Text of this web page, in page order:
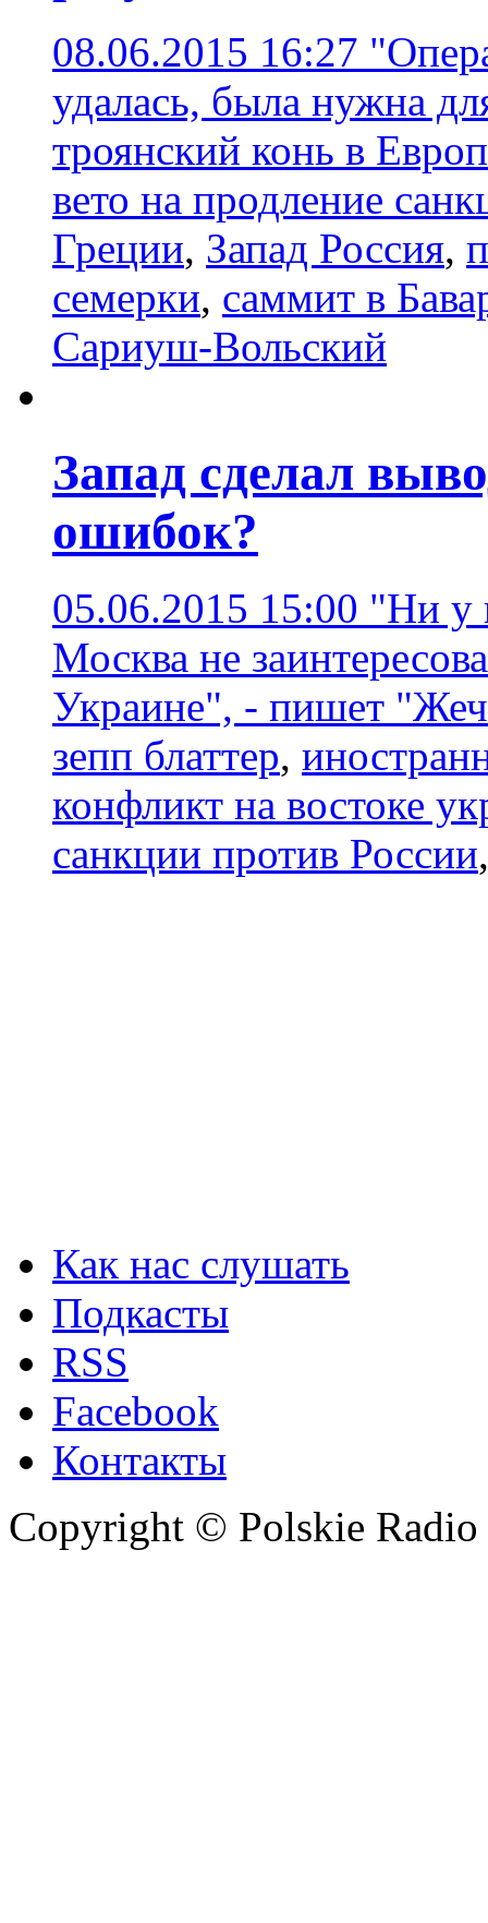
08.06.2015 16:27
удалась, была нужна
троянский конь в
вето на продление
Греции, Запад Россия,
семерки, саммит в
Сариуш-Вольский
Запад сделал
ошибок?
05.06.2015 15:00 "Ни у
Москва не
Украине", - пишет
зепп блаттер,
конфликт на востоке
санкции против России
Как нас слушать
Подкасты
RSS
Facebook
Контакты
Copyright © Polskie